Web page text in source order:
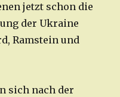
jetzt schon die
der Ukraine
Ramstein und
sich nach der